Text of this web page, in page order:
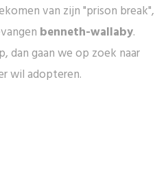
van zijn "prison break",
benneth-wallaby.
dan gaan we op zoek naar
wil adopteren.